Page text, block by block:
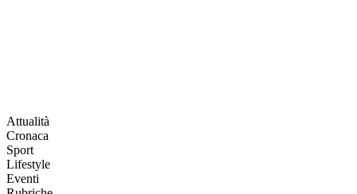
Attualità
Cronaca
Sport
Lifestyle
Eventi